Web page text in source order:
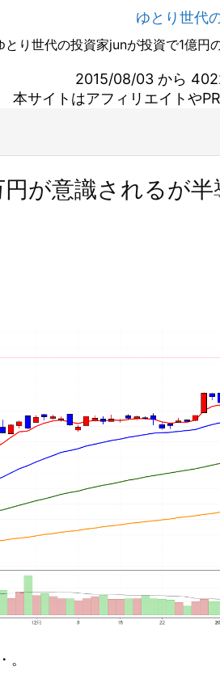
ゆとり世代
とり世代の投資家junが投資で1億円
2015/08/03 から
本サイトはアフィリエイトや
が意識されるが
。